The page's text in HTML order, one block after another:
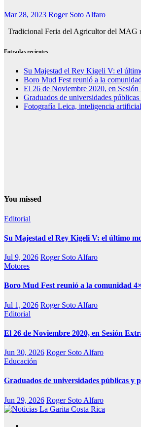
Mar 28, 2023 Roger Soto Alfaro
Tradicional Feria del Agricultor del MAG
Entradas recientes
Su Majestad el Rey Kigeli V: el
Boro Mud Fest reunió a la
El 26 de Noviembre 2020, en
Graduados de universidades
Fotografía Leica, inteligencia
You missed
Editorial
Su Majestad el Rey Kigeli V: el último
Jul 9, 2026 Roger Soto Alfaro
Motores
Boro Mud Fest reunió a la comunidad
Jul 1, 2026 Roger Soto Alfaro
Editorial
El 26 de Noviembre 2020, en Sesión
Jun 30, 2026 Roger Soto Alfaro
Educación
Graduados de universidades públicas y
Jun 29, 2026 Roger Soto Alfaro